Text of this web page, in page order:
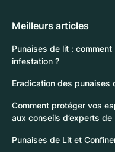
Meilleurs articles
Punaises de lit :
infestation ?
Eradication des punaises
Comment protéger vos
aux conseils d’experts de
Punaises de Lit et